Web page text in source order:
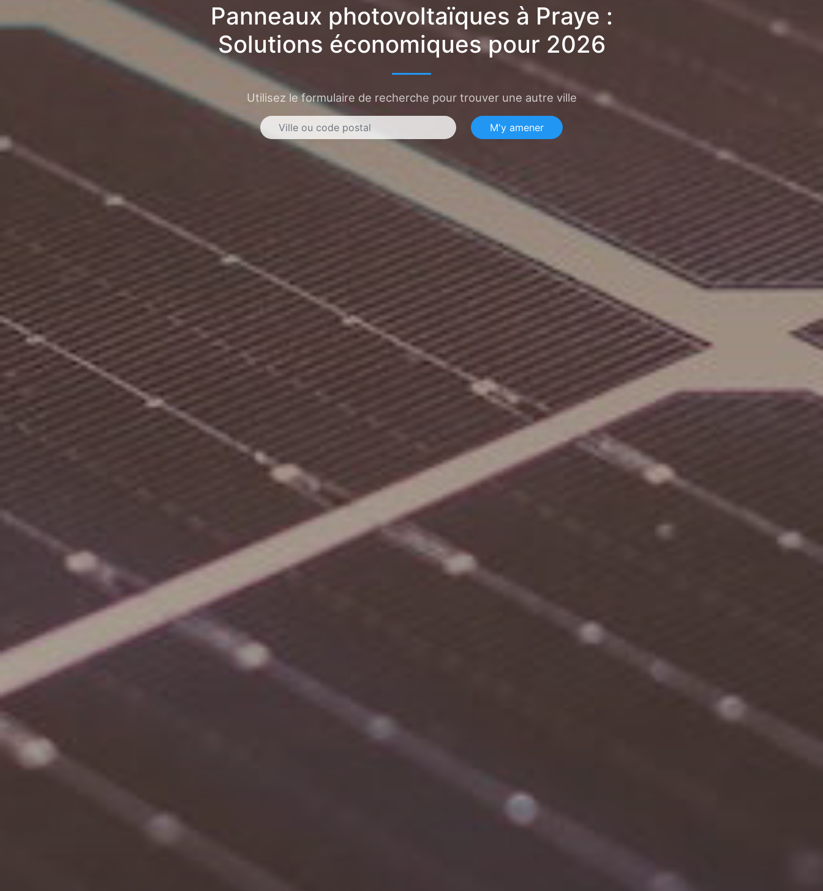
Panneaux photovoltaïques à Praye :
Solutions économiques pour 2026
Utilisez le formulaire de recherche pour trouver une autre ville
M'y amener